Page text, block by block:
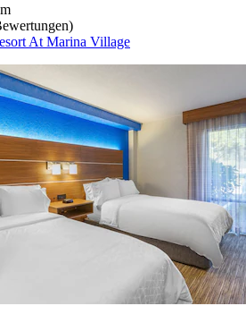
At Marina Village